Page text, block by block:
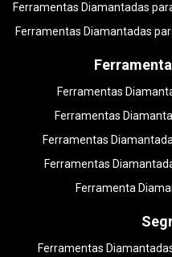
Ferramentas Diamantadas
Ferramentas Diamantadas
Ferramentas
Ferramentas
Ferramentas
Ferramentas
Ferramenta
Ferramentas